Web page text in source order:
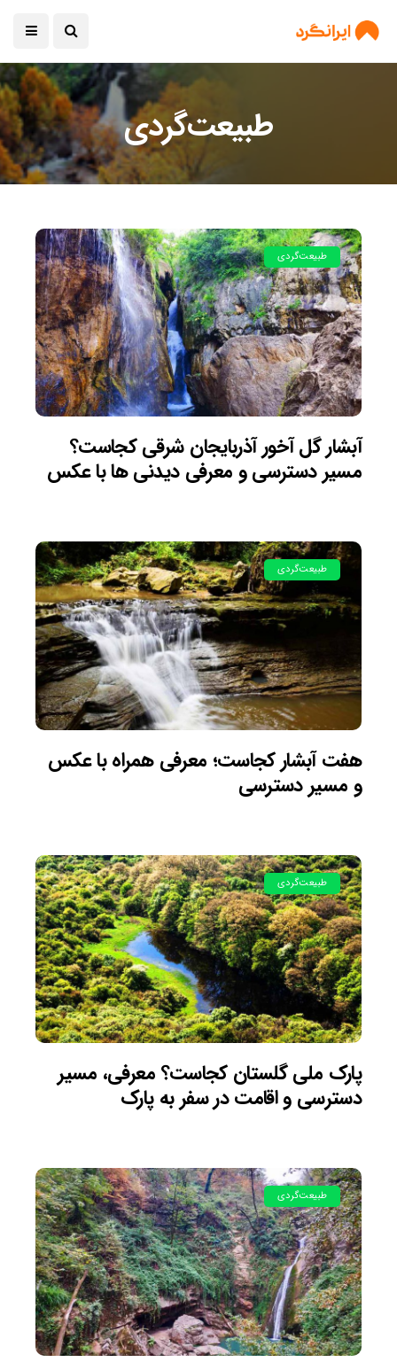
طبیعت‌گردی
طبیعت‌گردی
آبشار گل آخور آذربایجان شرقی کجاست؟
مسیر دسترسی و معرفی دیدنی ها با عکس
طبیعت‌گردی
هفت آبشار کجاست؛ معرفی همراه با عکس
و مسیر دسترسی
طبیعت‌گردی
پارک ملی گلستان کجاست؟ معرفی، مسیر
دسترسی و اقامت در سفر به پارک
طبیعت‌گردی